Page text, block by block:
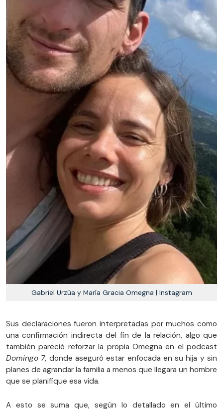
Gabriel Urzúa y María Gracia Omegna | Instagram
Sus declaraciones fueron interpretadas por muchos como
una confirmación indirecta del fin de la relación, algo que
también pareció reforzar la propia Omegna en el podcast
Domingo 7, donde aseguró estar enfocada en su hija y sin
planes de agrandar la familia a menos que llegara un hombre
que se planifique esa vida.
A esto se suma que, según lo detallado en el último